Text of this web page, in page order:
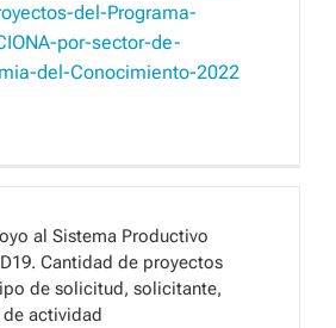
del-Programa-
por-sector-de-
del-Conocimiento-2022
al Sistema Productivo
Cantidad de proyectos
de solicitud, solicitante,
actividad